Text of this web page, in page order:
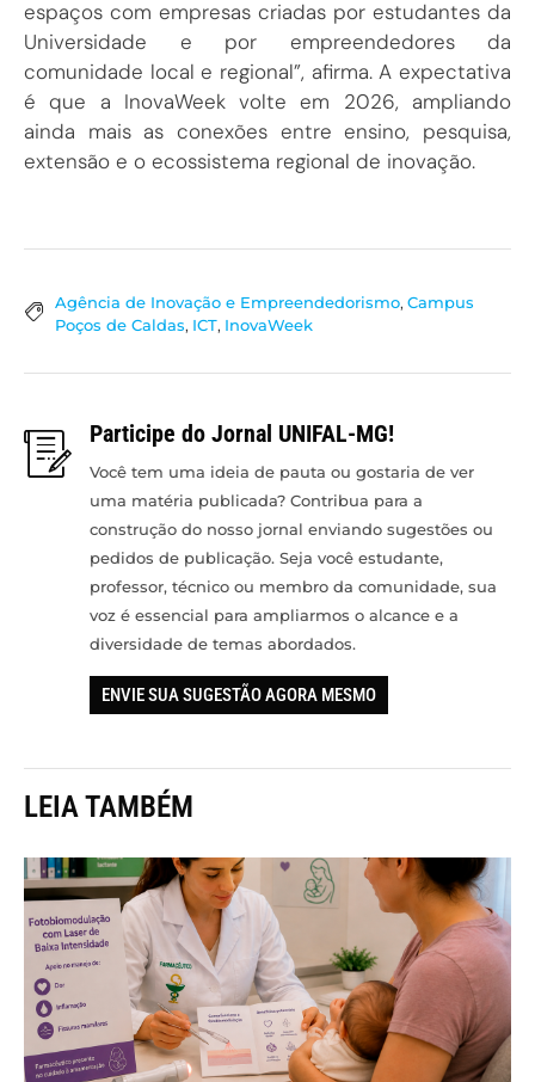
espaços com empresas criadas por estudantes da
Universidade e por empreendedores da
comunidade local e regional”, afirma. A expectativa
é que a InovaWeek volte em 2026, ampliando
ainda mais as conexões entre ensino, pesquisa,
extensão e o ecossistema regional de inovação.
Agência de Inovação e Empreendedorismo, Campus
Poços de Caldas, ICT, InovaWeek
Participe do Jornal UNIFAL-MG!
Você tem uma ideia de pauta ou gostaria de ver
uma matéria publicada? Contribua para a
construção do nosso jornal enviando sugestões ou
pedidos de publicação. Seja você estudante,
professor, técnico ou membro da comunidade, sua
voz é essencial para ampliarmos o alcance e a
diversidade de temas abordados.
ENVIE SUA SUGESTÃO AGORA MESMO
LEIA TAMBÉM